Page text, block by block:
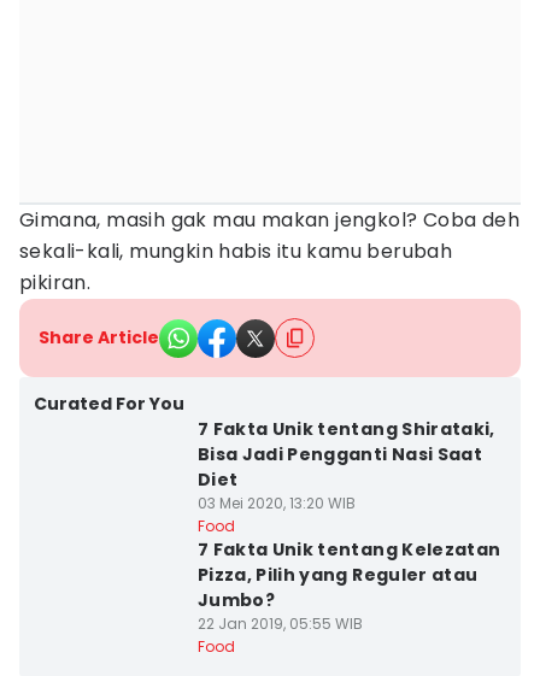
Gimana, masih gak mau makan jengkol? Coba deh
sekali-kali, mungkin habis itu kamu berubah
pikiran.
Share Article
Curated For You
7 Fakta Unik tentang Shirataki,
Bisa Jadi Pengganti Nasi Saat
Diet
03 Mei 2020, 13:20 WIB
Food
7 Fakta Unik tentang Kelezatan
Pizza, Pilih yang Reguler atau
Jumbo?
22 Jan 2019, 05:55 WIB
Food